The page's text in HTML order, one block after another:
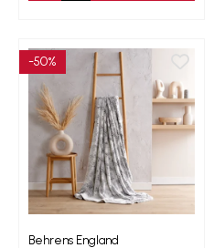
-50%
Behrens England